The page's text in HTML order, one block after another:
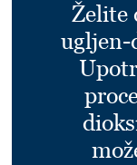
Želite
ugljen-